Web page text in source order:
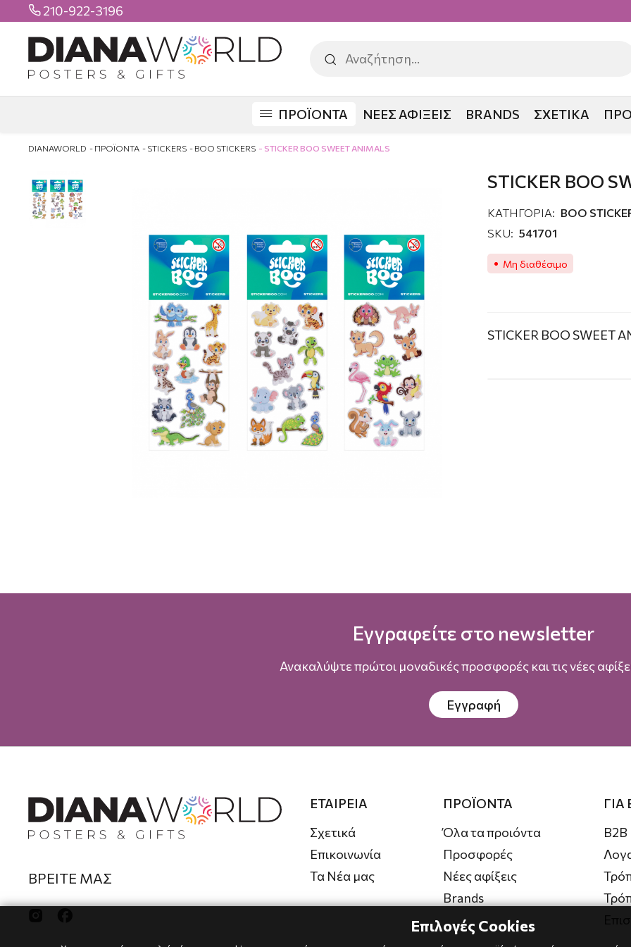
 210-922-3196
ΠΡΟΪΟΝΤΑ ΝΕΕΣ ΑΦΙΞΕΙΣ BRANDS ΣΧΕΤΙΚΑ
DIANAWORLD ΠΡΟΪΟΝΤΑ STICKERS ΒΟΟ STICKERS STICKER BOO SWEET ANIMALS
STICKER BOO
ΚΑΤΗΓΟΡΙΑ: ΒΟΟ
SKU: 541701
Μη διαθέσιμο
STICKER BOO SWEET
Εγγραφείτε στο newsletter
Ανακαλύψτε πρώτοι μοναδικές προσφορές και τις νέες
Εγγραφή
ΒΡΕΙΤΕ ΜΑΣ
ΕΤΑΙΡΕΙΑ
Σχετικά
Επικοινωνία
Τα Νέα μας
ΠΡΟΪΟΝΤΑ
Όλα τα προιόντα
Προσφορές
Νέες αφίξεις
Brands
B2B
Επιλογές Cookies